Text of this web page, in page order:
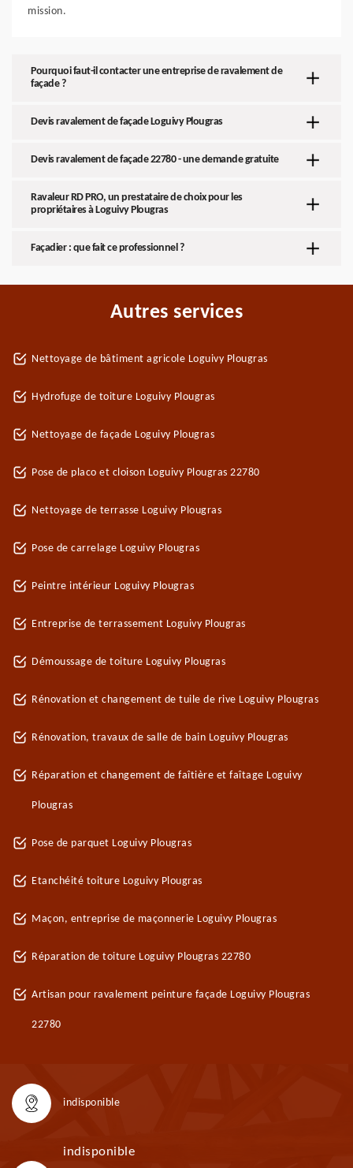
mission.
Pourquoi faut-il contacter une entreprise de ravalement de
façade ?
Devis ravalement de façade Loguivy Plougras
Devis ravalement de façade 22780 - une demande gratuite
Ravaleur RD PRO, un prestataire de choix pour les
propriétaires à Loguivy Plougras
Façadier : que fait ce professionnel ?
Autres services
Nettoyage de bâtiment agricole Loguivy Plougras
Hydrofuge de toiture Loguivy Plougras
Nettoyage de façade Loguivy Plougras
Pose de placo et cloison Loguivy Plougras 22780
Nettoyage de terrasse Loguivy Plougras
Pose de carrelage Loguivy Plougras
Peintre intérieur Loguivy Plougras
Entreprise de terrassement Loguivy Plougras
Démoussage de toiture Loguivy Plougras
Rénovation et changement de tuile de rive Loguivy Plougras
Rénovation, travaux de salle de bain Loguivy Plougras
Réparation et changement de faîtière et faîtage Loguivy
Plougras
Pose de parquet Loguivy Plougras
Etanchéité toiture Loguivy Plougras
Maçon, entreprise de maçonnerie Loguivy Plougras
Réparation de toiture Loguivy Plougras 22780
Artisan pour ravalement peinture façade Loguivy Plougras
22780
indisponible
indisponible